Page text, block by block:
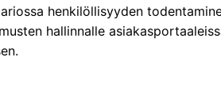
henkilöllisyyden
hallinnalle